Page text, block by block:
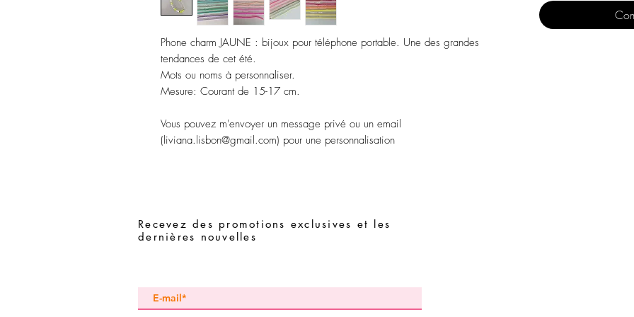
Phone charm JAUNE : bijoux pour téléphone portable. Une des grandes
tendances de cet été.
Mots ou noms à personnaliser.
Mesure: Courant de 15-17 cm.
Vous pouvez m'envoyer un message privé ou un email
(liviana.lisbon@gmail.com) pour une personnalisation
Recevez des promotions exclusives et les
dernières nouvelles